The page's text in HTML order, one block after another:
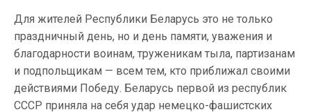
Для жителей Республики Беларусь это не только
праздничный день, но и день памяти, уважения и
благодарности воинам, труженикам тыла, партизанам
и подпольщикам — всем тем, кто приближал своими
действиями Победу. Беларусь первой из республик
СССР приняла на себя удар немецко-фашистских